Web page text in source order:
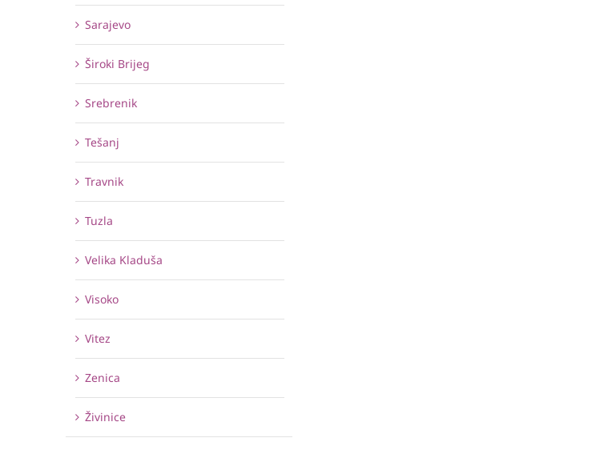
Sarajevo
Široki Brijeg
Srebrenik
Tešanj
Travnik
Tuzla
Velika Kladuša
Visoko
Vitez
Zenica
Živinice